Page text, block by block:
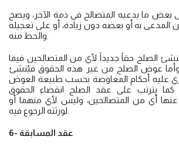
بعض ما يدعيه المتصالح في ذمة الآخر، ويصح
المدعى به أو بعضه دون زيادة، أو على تعجيله
والحط منه.
يُنشئ الصلح حقاً جديداً لأي من المتصالحين فيما
عوض الصلح من غير هذه الحقوق فيُنشئ
عليه أحكام المعاوضة بحسب طبيعة العوض
كما يترتب على عقد الصلح انقضاء الحقوق
عنها أي من المتصالحين، وليس لأي منهما أو
لورثته الرجوع فيه.